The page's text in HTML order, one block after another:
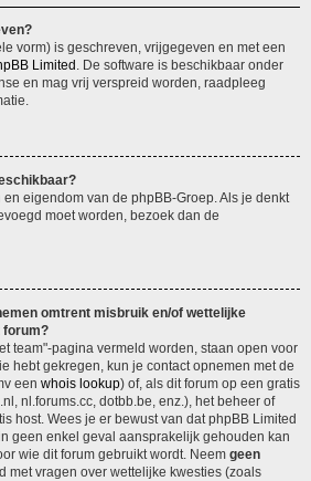
vorm) is geschreven, vrijgegeven en met een
Limited . De software is beschikbaar onder
en mag vrij verspreid worden, raadpleeg
eigendom van de phpBB-Groep. Als je denkt
moet worden, bezoek dan de
omtrent misbruik en/of wettelijke
forum?
team"-pagina vermeld worden, staan open voor
hebt gekregen, kun je contact opnemen met de
een whois lookup) of, als dit forum op een gratis
nl.forums.cc, dotbb.be, enz.), het beheer of
host. Wees je er bewust van dat phpBB Limited
geen enkel geval aansprakelijk gehouden kan
wie dit forum gebruikt wordt. Neem geen
met vragen over wettelijke kwesties (zoals